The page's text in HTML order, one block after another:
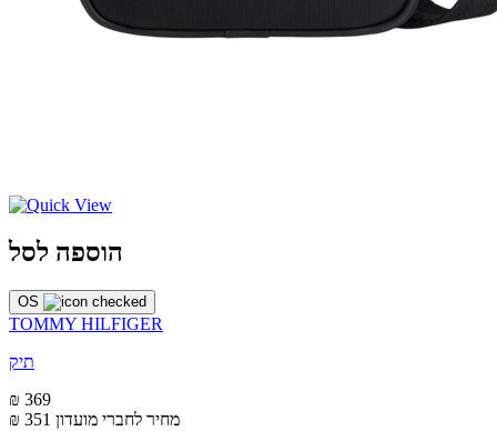
הוספה לסל
OS
TOMMY HILFIGER
תיק
₪ 369
₪ 351 מחיר לחברי מועדון